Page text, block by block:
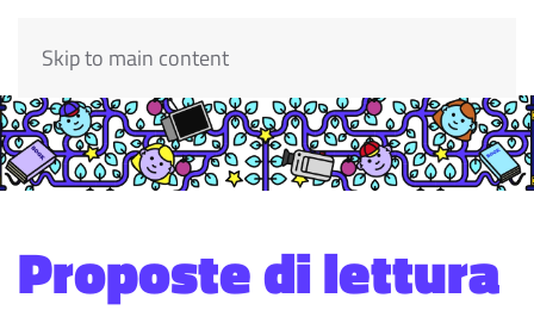
Skip to main content
Proposte di lettura